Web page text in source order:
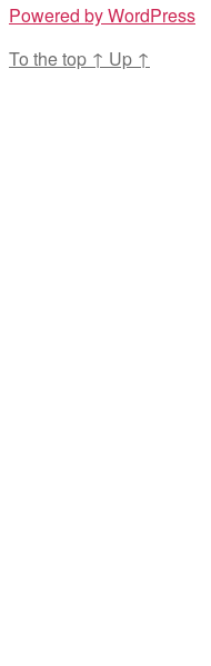
Powered by WordPress
To the top ↑ Up ↑